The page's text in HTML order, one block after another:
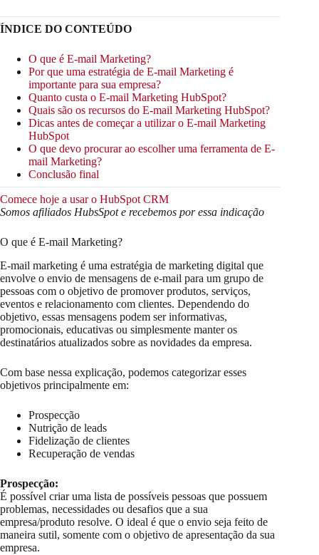
ÍNDICE DO CONTEÚDO
O que é E-mail Marketing?
Por que uma estratégia de E-mail Marketing é
importante para sua empresa?
Quanto custa o E-mail Marketing HubSpot?
Quais são os recursos do E-mail Marketing HubSpot?
Dicas antes de começar a utilizar o E-mail Marketing
HubSpot
O que devo procurar ao escolher uma ferramenta de E-
mail Marketing?
Conclusão final
Comece hoje a usar o HubSpot CRM
Somos afiliados HubsSpot e recebemos por essa indicação
O que é E-mail Marketing?
E-mail marketing é uma estratégia de marketing digital que
envolve o envio de mensagens de e-mail para um grupo de
pessoas com o objetivo de promover produtos, serviços,
eventos e relacionamento com clientes. Dependendo do
objetivo, essas mensagens podem ser informativas,
promocionais, educativas ou simplesmente manter os
destinatários atualizados sobre as novidades da empresa.
Com base nessa explicação, podemos categorizar esses
objetivos principalmente em:
Prospecção
Nutrição de leads
Fidelização de clientes
Recuperação de vendas
Prospecção:
É possível criar uma lista de possíveis pessoas que possuem
problemas, necessidades ou desafios que a sua
empresa/produto resolve. O ideal é que o envio seja feito de
maneira sutil, somente com o objetivo de apresentação da sua
empresa.